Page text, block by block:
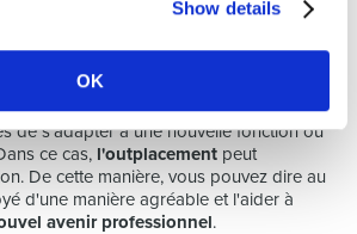
Show details
OK
n'offrent pas de possibilités de mobilité
les employés ne sont pas forcément
de s'adapter à une nouvelle fonction ou
ce cas, l'outplacement peut
De cette manière, vous pouvez dire au
d'une manière agréable et l'aider à
avenir professionnel.